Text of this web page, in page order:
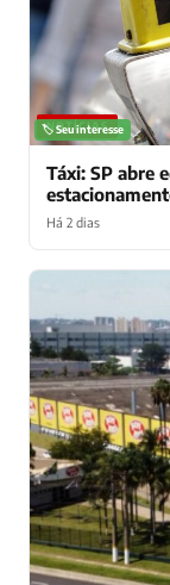
NOTÍCIAS
🏷️ Seu interesse
Táxi: SP abre
Há 2 dias